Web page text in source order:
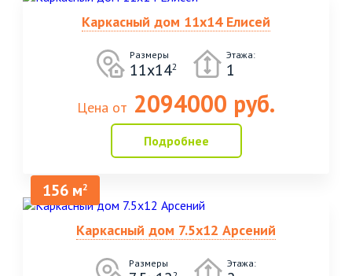
Каркасный дом 11х14 Елисей
Размеры
11х142
Этажа:
1
Цена от 2094000 руб.
Подробнее
156 м2
Каркасный дом 7.5х12 Арсений
Размеры Этажа: